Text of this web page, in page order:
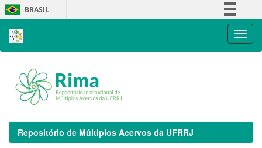
Skip
navigation
BRASIL
Repositório de Múltiplos Acervos da UFRRJ